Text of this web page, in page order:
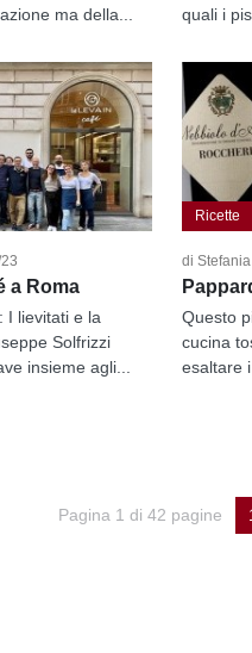
ma della...
quali i
a Roma
I lievitati e la
Solfrizzi
insieme agli...
Ricette
di
Questo
cucina
esaltare
Pagina 1 di 42 pagine